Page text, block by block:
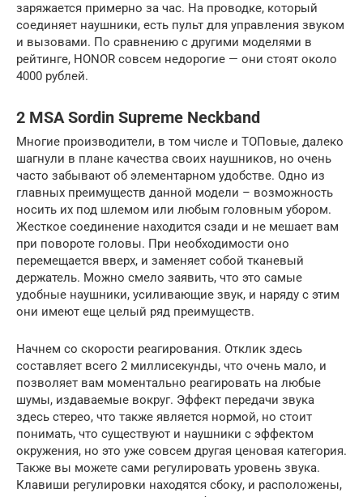
заряжается примерно за час. На проводке, который
соединяет наушники, есть пульт для управления звуком
и вызовами. По сравнению с другими моделями в
рейтинге, HONOR совсем недорогие — они стоят около
4000 рублей.
2 MSA Sordin Supreme Neckband
Многие производители, в том числе и ТОПовые, далеко
шагнули в плане качества своих наушников, но очень
часто забывают об элементарном удобстве. Одно из
главных преимуществ данной модели – возможность
носить их под шлемом или любым головным убором.
Жесткое соединение находится сзади и не мешает вам
при повороте головы. При необходимости оно
перемещается вверх, и заменяет собой тканевый
держатель. Можно смело заявить, что это самые
удобные наушники, усиливающие звук, и наряду с этим
они имеют еще целый ряд преимуществ.
Начнем со скорости реагирования. Отклик здесь
составляет всего 2 миллисекунды, что очень мало, и
позволяет вам моментально реагировать на любые
шумы, издаваемые вокруг. Эффект передачи звука
здесь стерео, что также является нормой, но стоит
понимать, что существуют и наушники с эффектом
окружения, но это уже совсем другая ценовая категория.
Также вы можете сами регулировать уровень звука.
Клавиши регулировки находятся сбоку, и расположены,